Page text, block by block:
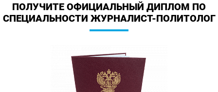
ПОЛУЧИТЕ ОФИЦИАЛЬНЫЙ ДИПЛОМ ПО
СПЕЦИАЛЬНОСТИ ЖУРНАЛИСТ-ПОЛИТОЛОГ